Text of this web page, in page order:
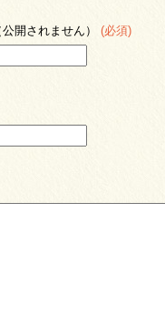
開されません） (必須)